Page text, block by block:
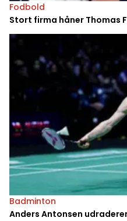
Fodbold
Stort firma håner Thomas
Badminton
Anders Antonsen